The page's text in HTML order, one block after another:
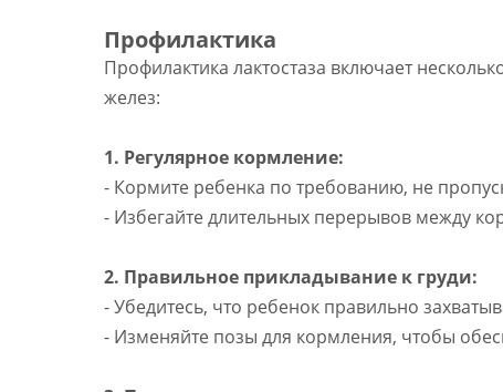
Профилактика
Профилактика лактостаза включает
желез:
1. Регулярное кормление:
- Кормите ребенка по требованию, не
- Избегайте длительных перерывов между
2. Правильное прикладывание к груди:
- Убедитесь, что ребенок правильно
- Изменяйте позы для кормления, чтобы